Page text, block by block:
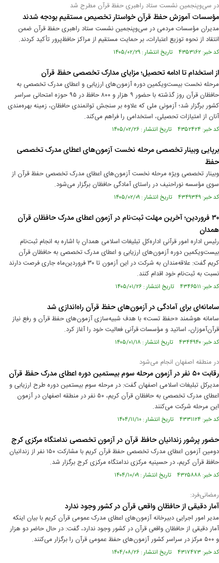
در سی‌وپنجمین نشست ستاد راهبری حفظ قرآن مطرح شد
مؤسسات آموزش حفظ قرآن خواستار تخصیص مستقیم بودجه شدند
مدیران مؤسسات مردمی در سی‌وپنجمین نشست ستاد راهبری حفظ قرآن ضمن
انتقاد از نحوه توزیع اعتبارات، بر حمایت مستقیم از مراکز حافظ‌پرور تأکید کردند.
کد خبر: ۴۳۵۳۱۶۲ تاریخ انتشار : ۱۴۰۵/۰۲/۲۹
از استخدام تا ادامه تحصیل؛ مزایای مدارک تخصصی حفظ قرآن
مرحله نخست بیست‌ویکمین دوره آزمون‌های ارزیابی و اعطای مدرک تخصصی به
حافظان قرآن روز گذشته با حضور ۹ هزار و ۸۰۰ حافظ در ۹۵ حوزه امتحانی سراسر
کشور برگزار شد؛ آزمونی ملی که علاوه بر سنجش توانمندی حافظان، زمینه بهره‌مندی
آنان از امتیازات تحصیلی، استخدامی را فراهم می‌کند.
کد خبر: ۴۳۵۲۴۲۴ تاریخ انتشار : ۱۴۰۵/۰۲/۲۶
برپایی وبینار تخصصی مرحله نخست آزمون‌های اعطای مدرک تخصصی
حفظ
وبینار تخصصی ویژه مرحله نخست آزمون‌های اعطای مدرک تخصصی حفظ قرآن از
سوی مؤسسه نوراحنیف در راستای آمادگی حافظان برگزار می‌شود.
کد خبر: ۴۳۴۹۳۴۹ تاریخ انتشار : ۱۴۰۵/۰۲/۰۹
۳۰ فروردین؛ آخرین مهلت ثبت‌نام در آزمون‌ اعطای مدرک حافظان قرآن
همدان
رئیس اداره امور قرآنی اداره‌کل تبلیغات اسلامی همدان با اشاره به انجام ثبت‌نام
بیست‌و‌یکمین دوره آزمون‌های ارزیابی و اعطای مدرک تخصصی به حافظان قرآن
کریم گفت: علاقه‌مندان به شرکت در این آزمون تا ۳۰ فروردین‌ماه جاری فرصت دارند
نسبت به ثبت‌نام خود اقدام کنند.
کد خبر: ۴۳۴۶۵۱۱ تاریخ انتشار : ۱۴۰۵/۰۱/۲۶
سامانه‌ای برای آمادگی در آزمون‌های حفظ قرآن راه‌اندازی شد
سامانه هوشمند «حفظ تست» با هدف شبیه‌سازی آزمون‌های حفظ قرآن و رفع نیاز
قرآن‌آموزان، اساتید و مؤسسات قرآنی فعالیت خود را آغاز کرد.
کد خبر: ۴۳۴۴۹۴۰ تاریخ انتشار : ۱۴۰۵/۰۱/۱۸
در منطقه اصفهان انجام می‌شود
رقابت ۵۰ نفر در آزمون مرحله سوم بیستمین دوره اعطای مدرک حفظ قرآن
مدیرکل تبلیغات اسلامی اصفهان گفت: در مرحله سوم بیستمین دوره طرح ارزیابی و
اعطای مدرک تخصصی به حافظان قرآن کریم، ۵۰ نفر در منطقه اصفهان در آزمون
این مرحله شرکت می‌کنند.
کد خبر: ۴۳۳۱۱۲۴ تاریخ انتشار : ۱۴۰۴/۱۱/۱۰
حضور پرشور زندانیان حافظ قرآن در آزمون تخصصی ندامتگاه مرکزی کرج
دومین آزمون اعطای مدرک تخصصی حفظ قرآن کریم با مشارکت ۱۵۰ نفر از زندانیان
حافظ قرآن کریم، در حسینیه مرکزی ندامتگاه مرکزی کرج برگزار شد.
کد خبر: ۴۳۲۵۸۸۸ تاریخ انتشار : ۱۴۰۴/۱۰/۰۹
رمضانی‌فرد:
آمار دقیقی از حافظان واقعی قرآن در کشور وجود ندارد
مدیر امور اجرایی دبیرخانه آزمون‌های اعطای مدرک عمومی قرآن کریم با بیان اینکه
آمار دقیقی از حافظان واقعی قرآن در کشور وجود ندارد، گفت: در حال حاضر دو هزار
و ۵۰۰ مرکز در سراسر کشور آزمون‌های حفظ عمومی قرآن را برگزار می‌کنند.
کد خبر: ۴۳۱۷۴۷۳ تاریخ انتشار : ۱۴۰۴/۰۸/۲۶